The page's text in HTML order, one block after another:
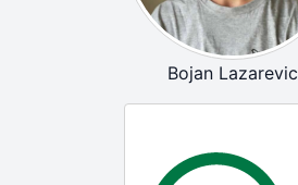
Bojan Lazarevic